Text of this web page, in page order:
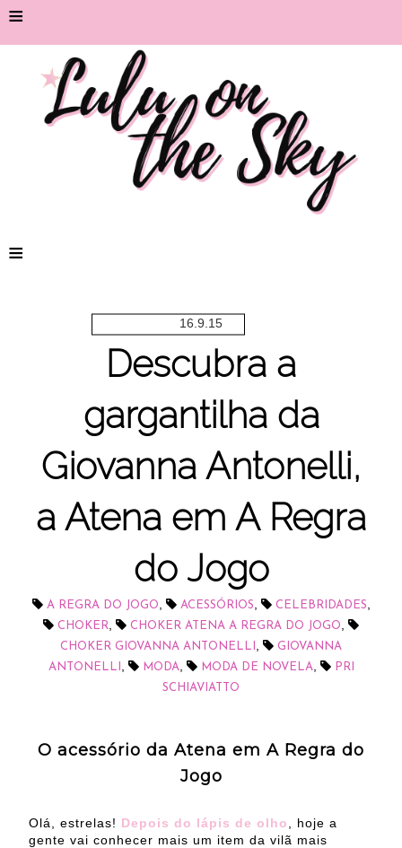
≡
≡
16.9.15
Descubra a
gargantilha da
Giovanna Antonelli,
a Atena em A Regra
do Jogo
A REGRA DO JOGO, ACESSÓRIOS, CELEBRIDADES,
CHOKER, CHOKER ATENA A REGRA DO JOGO,
CHOKER GIOVANNA ANTONELLI ,
GIOVANNA
ANTONELLI , MODA, MODA DE NOVELA,
PRI
SCHIAVIATTO
O acessório da Atena em A Regra do
Jogo
Olá, estrelas! Depois do lápis de olho
, hoje a
gente vai conhecer mais um item da vilã mais